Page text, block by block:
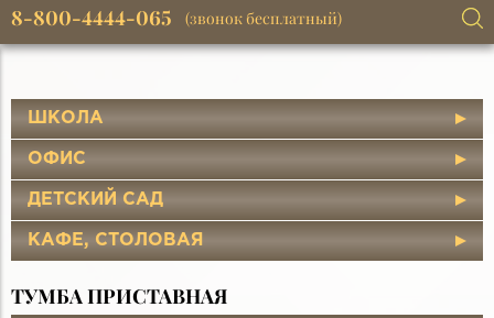
8-800-4444-065 (звонок бесплатный)
ШКОЛА
ОФИС
ДЕТСКИЙ САД
КАФЕ, СТОЛОВАЯ
ТУМБА ПРИСТАВНАЯ